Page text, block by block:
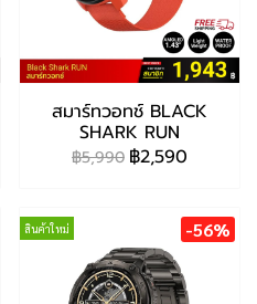
สมาร์ทวอทช์ BLACK
SHARK RUN
฿5,990 ฿2,590
สินค้าใหม่ -56%